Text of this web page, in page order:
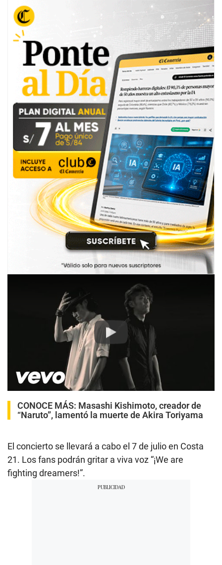
Play
CONOCE MÁS: Masashi Kishimoto, creador de
“Naruto”, lamentó la muerte de Akira Toriyama
El concierto se llevará a cabo el 7 de julio en Costa
21. Los fans podrán gritar a viva voz “¡We are
fighting dreamers!”.